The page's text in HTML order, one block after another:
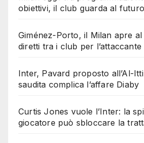
obiettivi, il club guarda al futuro
Giménez-Porto, il Milan apre
diretti tra i club per l’attaccante
Inter, Pavard proposto all’Al-
saudita complica l’affare Diaby
Curtis Jones vuole l’Inter: la
giocatore può sbloccare la